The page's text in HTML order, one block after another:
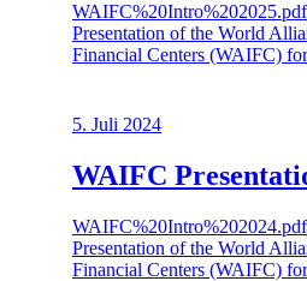
WAIFC%20Intro%202025.pdf
Presentation of the World
Financial Centers (WAIFC)
5. Juli 2024
WAIFC
WAIFC%20Intro%202024.pdf
Presentation of the World
Financial Centers (WAIFC)